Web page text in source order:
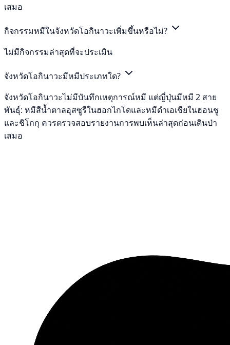
เสมอ
กิจกรรมหมีในจังหวัดโอกินาวะเพิ่มขึ้นหรือไม่?
ไม่มีกิจกรรมล่าสุดที่จะประเมิน
จังหวัดโอกินาวะมีหมีประเภทใด?
จังหวัดโอกินาวะไม่มีบันทึกเหตุการณ์หมี แต่ญี่ปุ่นมีหมี 2 สาย
พันธุ์: หมีสีน้ำตาลอุสซูรีในฮอกไกโดและหมีดำเอเชียในฮอนชู
และชิโกกุ ควรตรวจสอบรายงานการพบเห็นล่าสุดก่อนเดินป่า
เสมอ